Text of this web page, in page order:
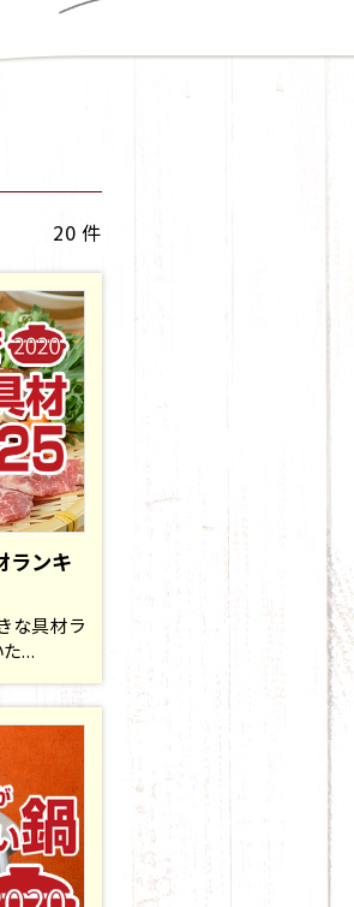
20 件
ランキ
な具材ラ
...